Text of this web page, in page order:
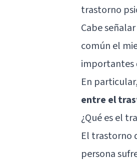
trastorno
Cabe
común el
importantes
En
entre el
¿Qué es el
El trastorno
persona